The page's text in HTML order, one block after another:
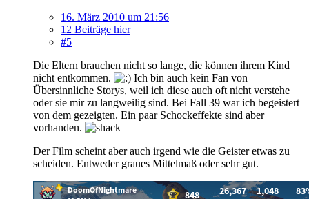
16. März 2010 um 21:56
12 Beiträge hier
#5
Die Eltern brauchen nicht so lange, die können ihrem Kind
nicht entkommen.
Ich bin auch kein Fan von
Übersinnliche Storys, weil ich diese auch oft nicht verstehe
oder sie mir zu langweilig sind. Bei Fall 39 war ich begeistert
von dem gezeigten. Ein paar Schockeffekte sind aber
vorhanden.
Der Film scheint aber auch irgend wie die Geister etwas zu
scheiden. Entweder graues Mittelmaß oder sehr gut.